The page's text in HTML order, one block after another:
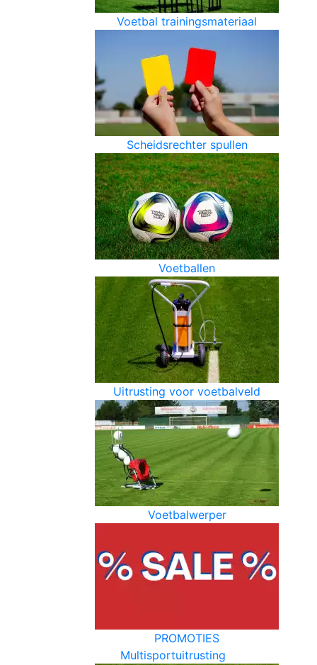
Voetbal trainingsmateriaal
Scheidsrechter spullen
Voetballen
Uitrusting voor voetbalveld
Voetbalwerper
PROMOTIES
Multisportuitrusting